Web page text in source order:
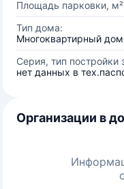
Площадь парковки,
Тип дома:
Многоквартирный дом
Серия, тип постройки
нет данных в
Организации в